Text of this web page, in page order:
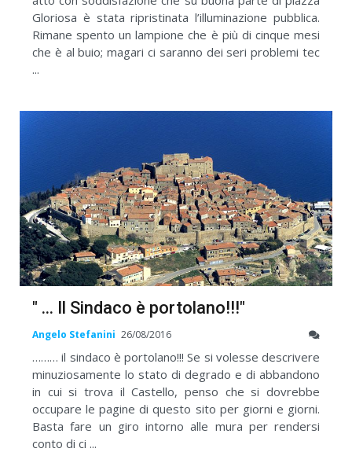
Gloriosa è stata ripristinata l’illuminazione pubblica.
Rimane spento un lampione che è più di cinque mesi
che è al buio; magari ci saranno dei seri problemi tec
...
" ... Il Sindaco è portolano!!!"
Angelo Stefanini 26/08/2016
……… il sindaco è portolano!!! Se si volesse descrivere
minuziosamente lo stato di degrado e di abbandono
in cui si trova il Castello, penso che si dovrebbe
occupare le pagine di questo sito per giorni e giorni.
Basta fare un giro intorno alle mura per rendersi
conto di ci ...